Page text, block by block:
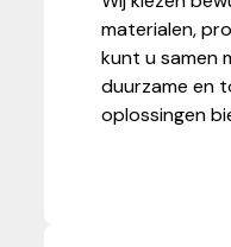
materialen,
kunt u samen
duurzame en
oplossingen